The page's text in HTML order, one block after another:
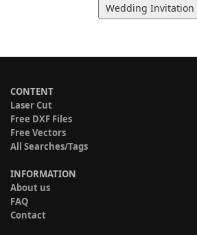
Wedding Invitation
CONTENT
Laser Cut
Free DXF Files
Free Vectors
All Searches/Tags
INFORMATION
About us
FAQ
Contact